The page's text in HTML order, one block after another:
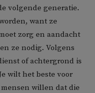
volgende generatie.
want ze
zorg en aandacht
ze nodig. Volgens
of achtergrond is
wilt het beste voor
willen dat die